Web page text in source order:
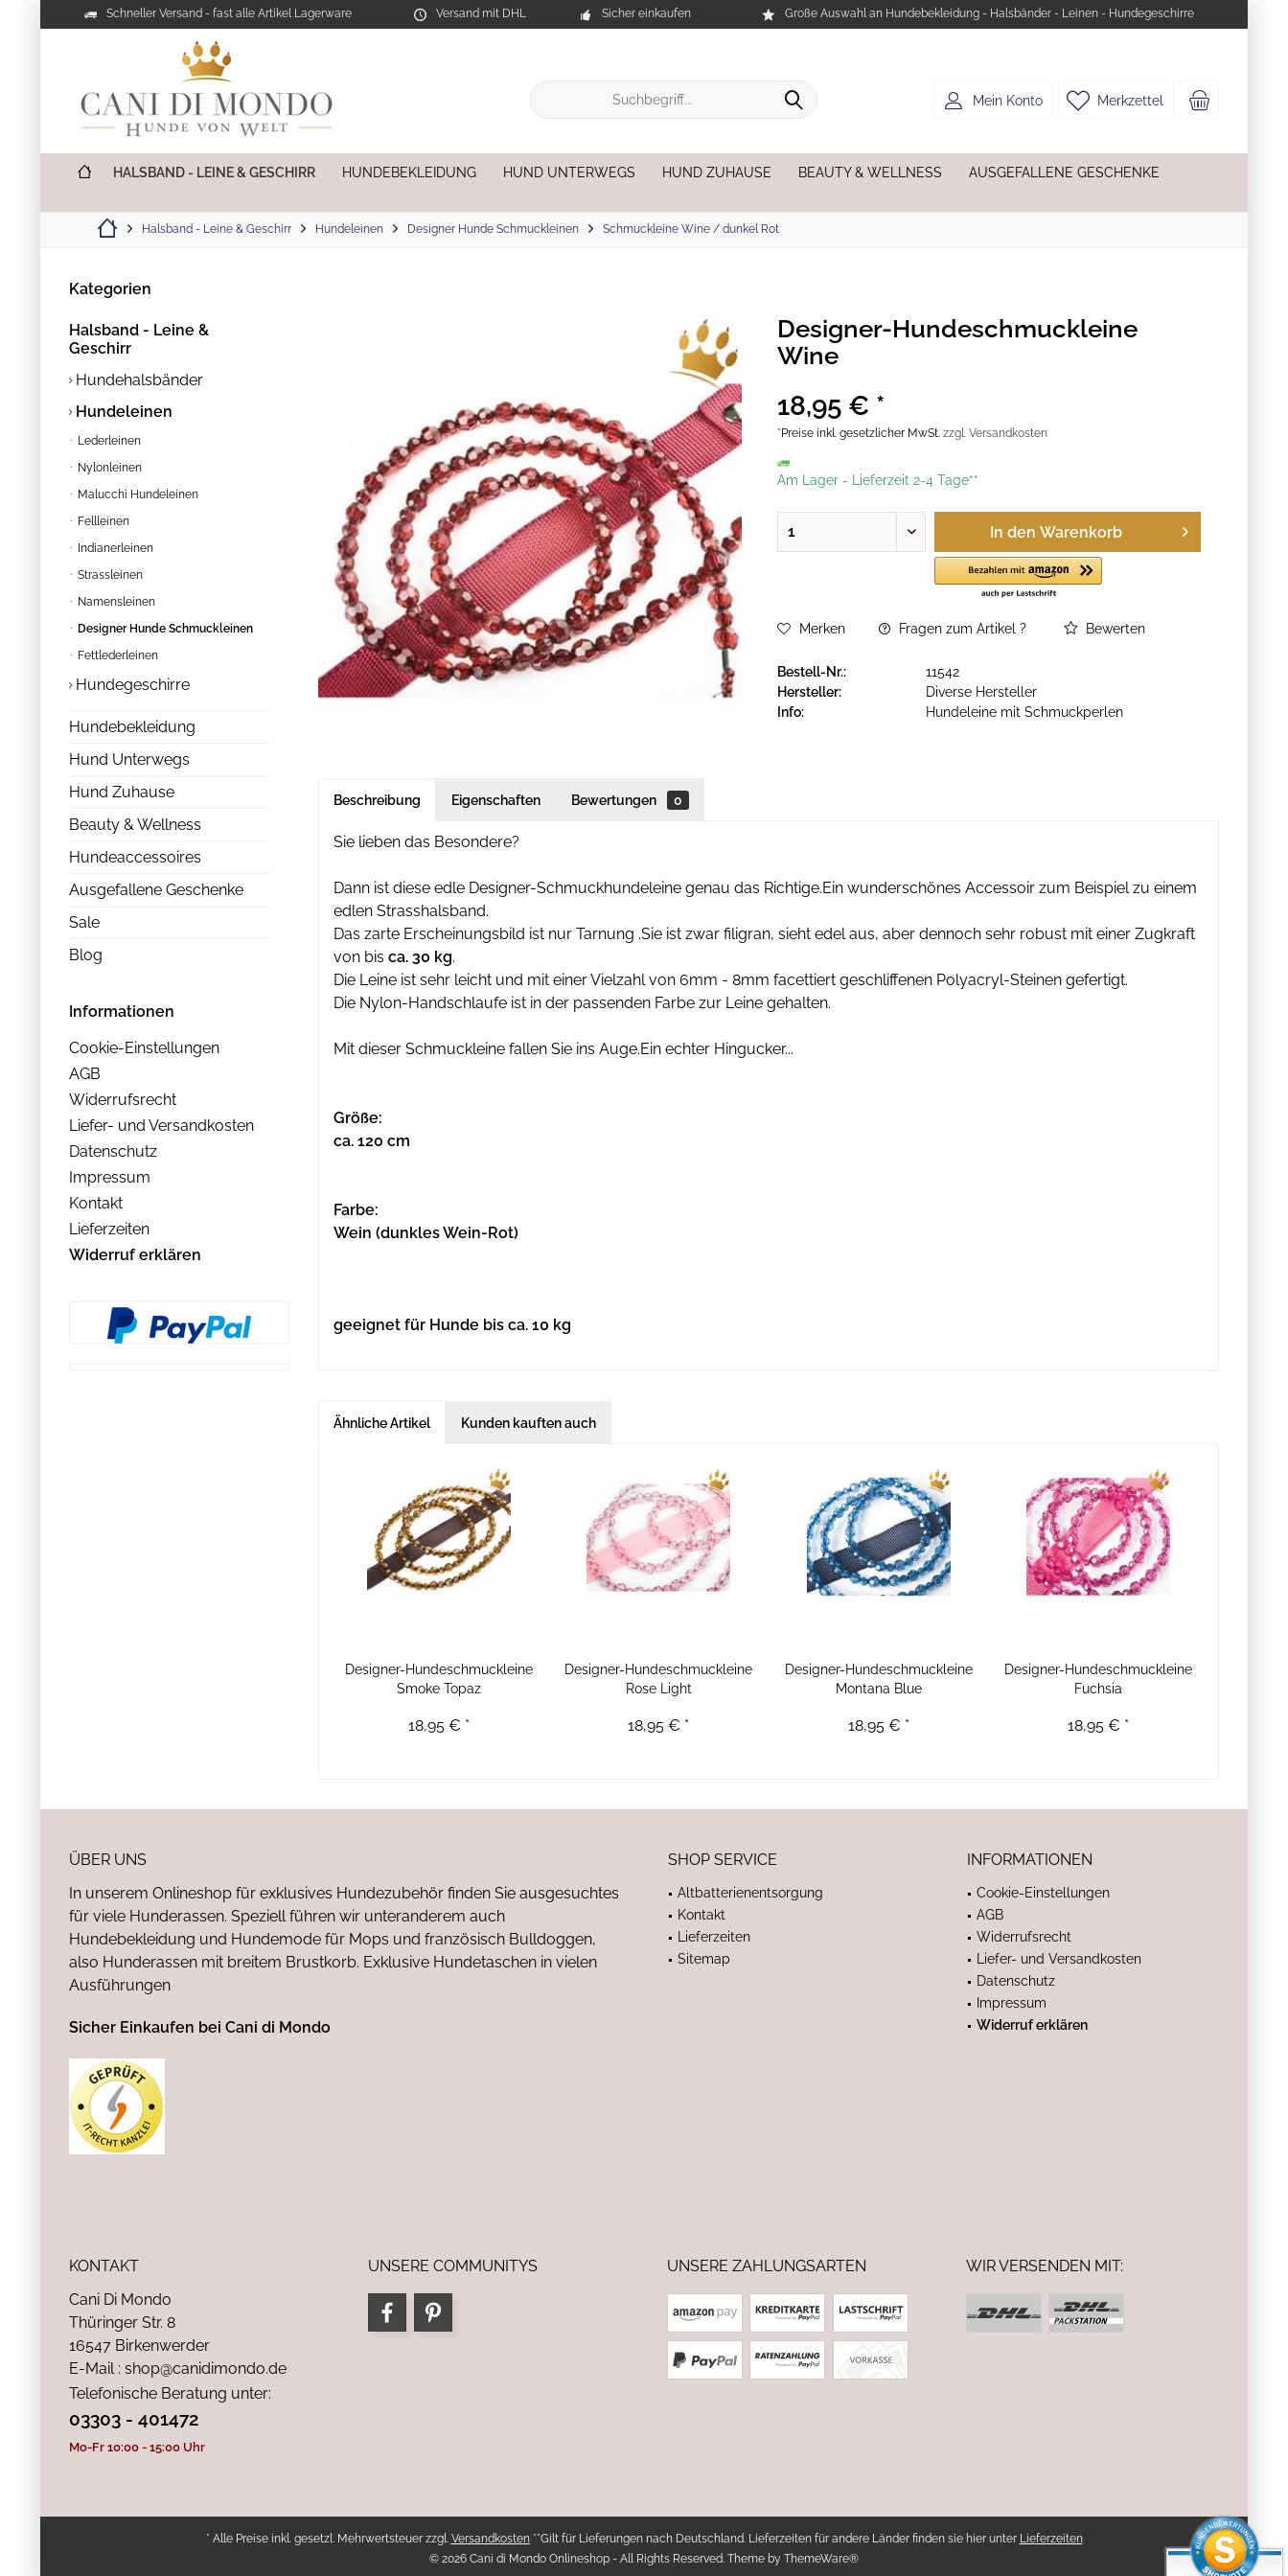
Schneller Versand - fast alle Artikel Lagerware Versand mit DHL Sicher einkaufen Große Auswahl an Hundebekleidung - Halsbänder - Leinen - Hundegeschirre
Merkzettel
Mein Konto
HALSBAND - LEINE & GESCHIRR HUNDEBEKLEIDUNG HUND UNTERWEGS HUND ZUHAUSE BEAUTY & WELLNESS AUSGEFALLENE GESCHENKE
Halsband - Leine & Geschirr Hundeleinen Designer Hunde Schmuckleinen Schmuckleine Wine / dunkel Rot
Kategorien
Halsband - Leine &
Geschirr
Hundehalsbänder
Hundeleinen
Lederleinen
Nylonleinen
Malucchi Hundeleinen
Fellleinen
Indianerleinen
Strassleinen
Namensleinen
Designer Hunde Schmuckleinen
Fettlederleinen
Hundegeschirre
Hundebekleidung
Hund Unterwegs
Hund Zuhause
Beauty & Wellness
Hundeaccessoires
Ausgefallene Geschenke
Sale
Blog
Informationen
Cookie-Einstellungen
AGB
Widerrufsrecht
Liefer- und Versandkosten
Datenschutz
Impressum
Kontakt
Lieferzeiten
Widerruf erklären
Designer-Hundeschmuckleine
Wine
18,95 € *
*Preise inkl. gesetzlicher MwSt.zzgl. Versandkosten
Am Lager - Lieferzeit 2-4 Tage**
In den Warenkorb
Merken Fragen zum Artikel ? Bewerten
Bestell-Nr.:
11542
Hersteller:
Diverse Hersteller
Info:
Hundeleine mit Schmuckperlen
Beschreibung Eigenschaften Bewertungen 0
Sie lieben das Besondere?
Dann ist diese edle Designer-Schmuckhundeleine genau das Richtige.Ein wunderschönes Accessoir zum Beispiel zu einem
edlen Strasshalsband.
Das zarte Erscheinungsbild ist nur Tarnung .Sie ist zwar filigran, sieht edel aus, aber dennoch sehr robust mit einer Zugkraft
von bis ca. 30 kg.
Die Leine ist sehr leicht und mit einer Vielzahl von 6mm - 8mm facettiert geschliffenen Polyacryl-Steinen gefertigt.
Die Nylon-Handschlaufe ist in der passenden Farbe zur Leine gehalten.
Mit dieser Schmuckleine fallen Sie ins Auge.Ein echter Hingucker...
Größe:
ca. 120 cm
Farbe:
Wein (dunkles Wein-Rot)
geeignet für Hunde bis ca. 10 kg
Ähnliche Artikel Kunden kauften auch
Designer-Hundeschmuckleine
Smoke Topaz
18,95 € *
Designer-Hundeschmuckleine
Rose Light
18,95 € *
Designer-Hundeschmuckleine
Montana Blue
18,95 € *
Designer-Hundeschmuckleine
Fuchsia
18,95 € *
ÜBER UNS
In unserem Onlineshop für exklusives Hundezubehör finden Sie ausgesuchtes
für viele Hunderassen. Speziell führen wir unteranderem auch
Hundebekleidung und Hundemode für Mops und französisch Bulldoggen,
also Hunderassen mit breitem Brustkorb. Exklusive Hundetaschen in vielen
Ausführungen
Sicher Einkaufen bei Cani di Mondo
SHOP SERVICE
Altbatterienentsorgung
Kontakt
Lieferzeiten
Sitemap
INFORMATIONEN
Cookie-Einstellungen
AGB
Widerrufsrecht
Liefer- und Versandkosten
Datenschutz
Impressum
Widerruf erklären
KONTAKT
Cani Di Mondo
Thüringer Str. 8
16547 Birkenwerder
E-Mail : shop@canidimondo.de
Telefonische Beratung unter:
03303 - 401472
Mo-Fr 10:00 - 15:00 Uhr
UNSERE COMMUNITYS UNSERE ZAHLUNGSARTEN WIR VERSENDEN MIT:
* Alle Preise inkl. gesetzl. Mehrwertsteuer zzgl. Versandkosten**Gilt für Lieferungen nach Deutschland. Lieferzeiten für andere Länder finden sie hier unter Lieferzeiten
© 2026 Cani di Mondo Onlineshop - All Rights Reserved. Theme by ThemeWare®